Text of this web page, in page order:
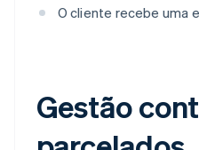
O cliente recebe uma
Gestão